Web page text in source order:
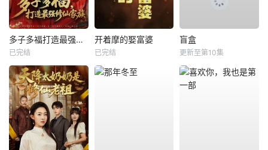
多子多福打造最强修仙家族
已完结
开着摩的娶富婆
已完结
盲盒
更新至第10集